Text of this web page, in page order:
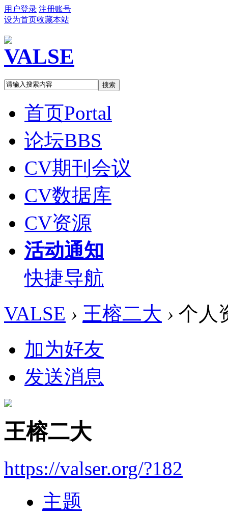
用户登录 注册账号
设为首页收藏本站
搜索
首页Portal
论坛BBS
CV期刊会议
CV数据库
CV资源
活动通知
快捷导航
VALSE › 王榕二大 › 个人
加为好友
发送消息
王榕二大
https://valser.org/?182
主题